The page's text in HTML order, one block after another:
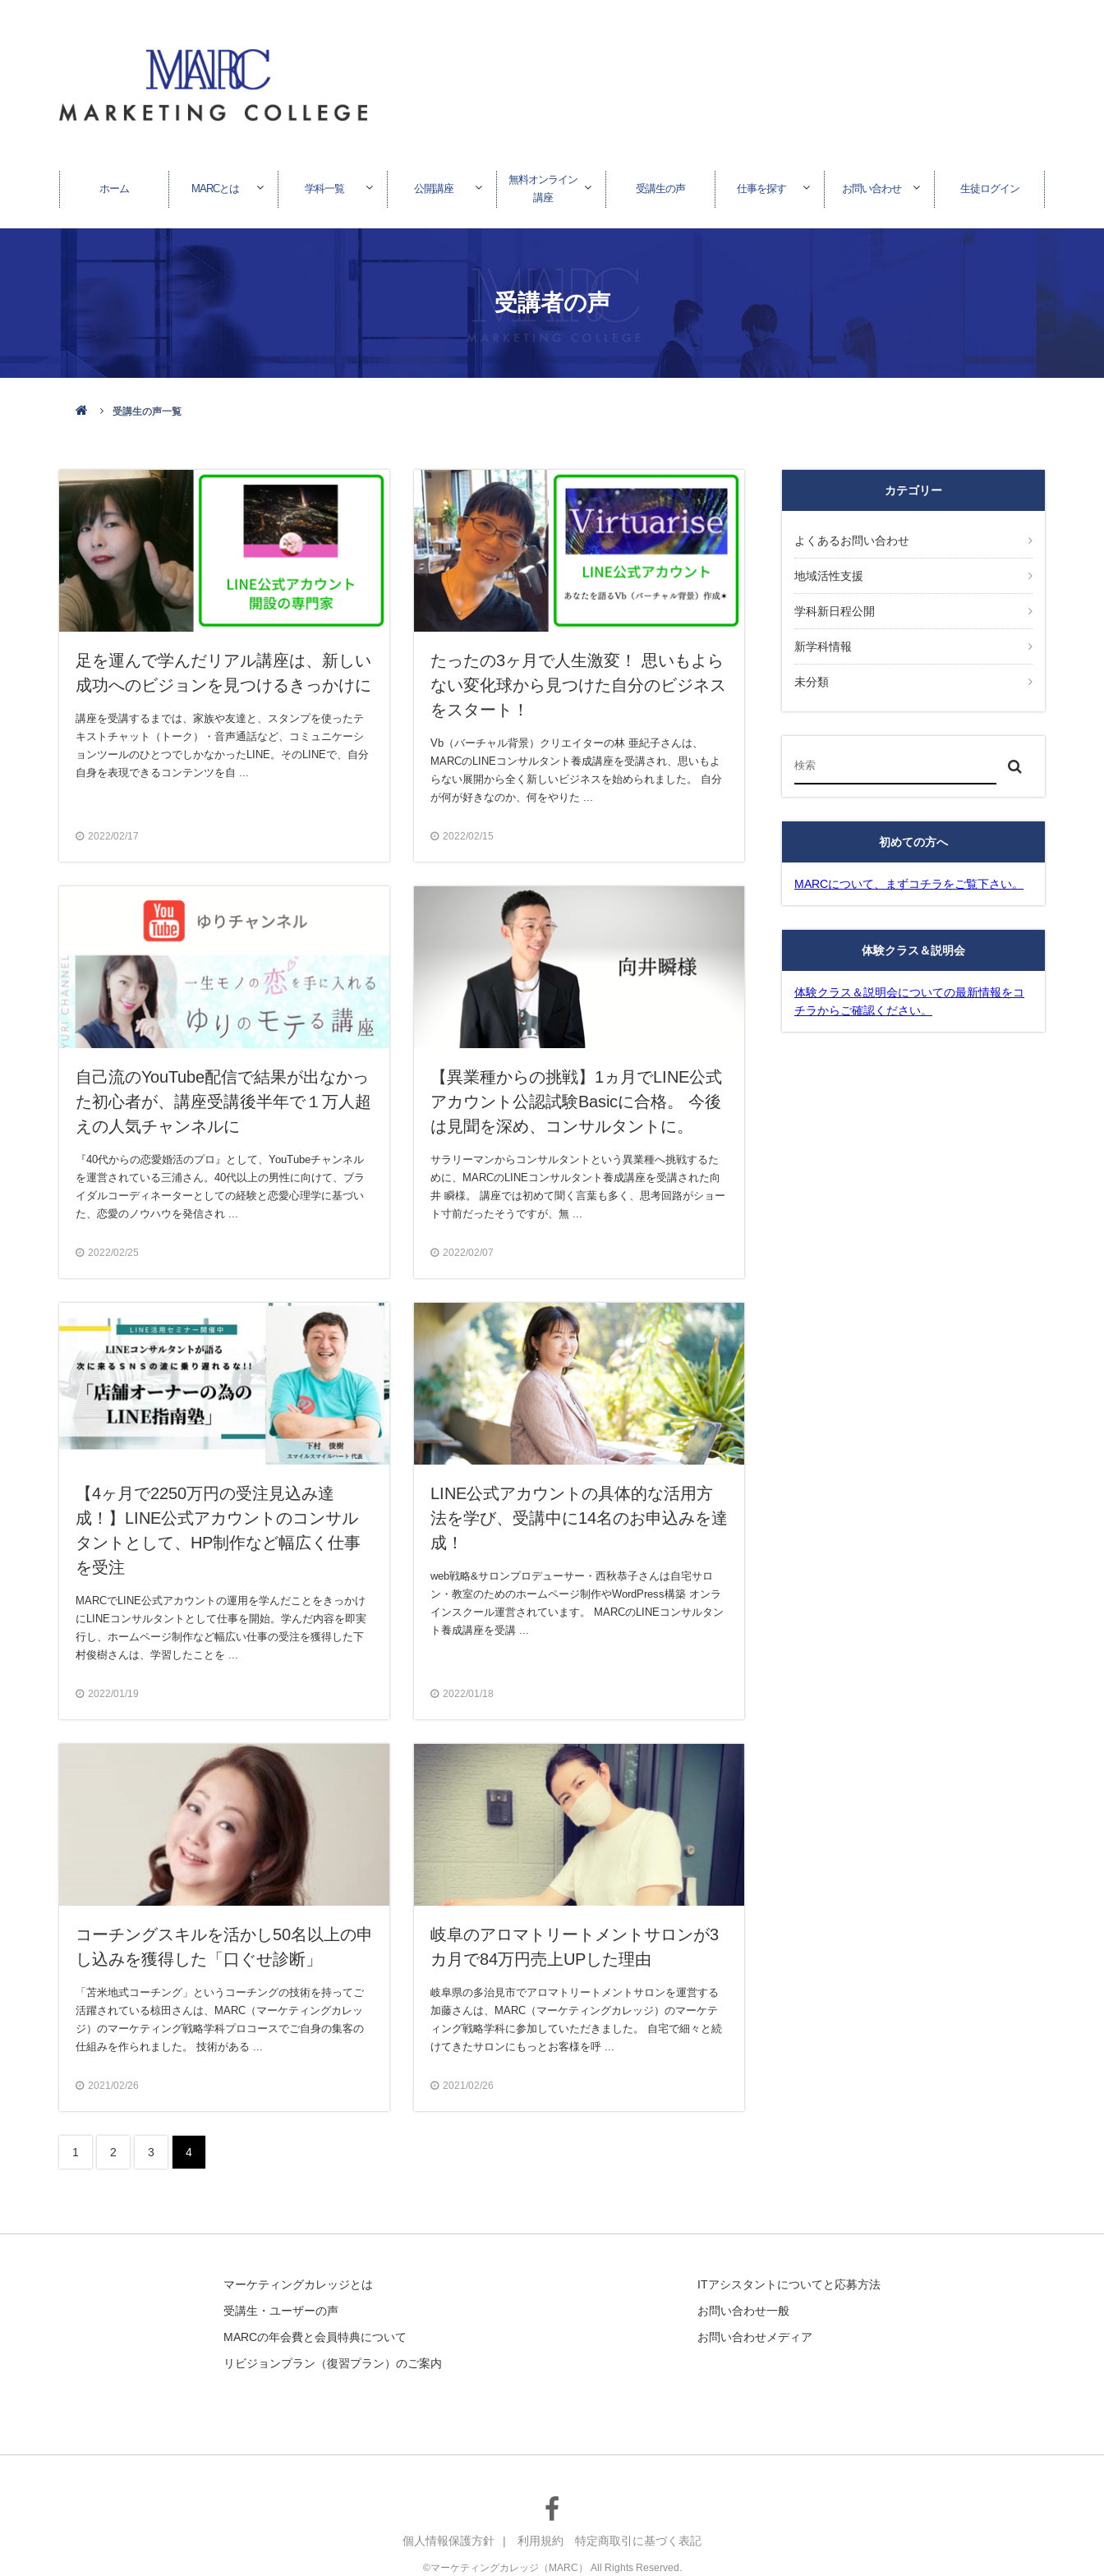
ホーム MARCとは 学科一覧 公開講座
無料オンライン
講座
受講生の声 仕事を探す お問い合わせ 生徒ログイン
受講者の声
受講生の声一覧
足を運んで学んだリアル講座は、新しい
成功へのビジョンを見つけるきっかけに
講座を受講するまでは、家族や友達と、スタンプを使ったテ
キストチャット（トーク）・音声通話など、コミュニケーシ
ョンツールのひとつでしかなかったLINE。そのLINEで、自分
自身を表現できるコンテンツを自 ...
2022/02/17
たったの3ヶ月で人生激変！ 思いもよら
ない変化球から見つけた自分のビジネス
をスタート！
Vb（バーチャル背景）クリエイターの林 亜紀子さんは、
MARCのLINEコンサルタント養成講座を受講され、思いもよ
らない展開から全く新しいビジネスを始められました。 自分
が何が好きなのか、何をやりた ...
2022/02/15
自己流のYouTube配信で結果が出なかっ
た初心者が、講座受講後半年で１万人超
えの人気チャンネルに
『40代からの恋愛婚活のプロ』として、YouTubeチャンネル
を運営されている三浦さん。40代以上の男性に向けて、ブラ
イダルコーディネーターとしての経験と恋愛心理学に基づい
た、恋愛のノウハウを発信され ...
2022/02/25
【異業種からの挑戦】1ヵ月でLINE公式
アカウント公認試験Basicに合格。 今後
は見聞を深め、コンサルタントに。
サラリーマンからコンサルタントという異業種へ挑戦するた
めに、MARCのLINEコンサルタント養成講座を受講された向
井 瞬様。 講座では初めて聞く言葉も多く、思考回路がショー
ト寸前だったそうですが、無 ...
2022/02/07
【4ヶ月で2250万円の受注見込み達
成！】LINE公式アカウントのコンサル
タントとして、HP制作など幅広く仕事
を受注
MARCでLINE公式アカウントの運用を学んだことをきっかけ
にLINEコンサルタントとして仕事を開始。学んだ内容を即実
行し、ホームページ制作など幅広い仕事の受注を獲得した下
村俊樹さんは、学習したことを ...
2022/01/19
LINE公式アカウントの具体的な活用方
法を学び、受講中に14名のお申込みを達
成！
web戦略&サロンプロデューサー・西秋恭子さんは自宅サロ
ン・教室のためのホームページ制作やWordPress構築 オンラ
インスクール運営されています。 MARCのLINEコンサルタン
ト養成講座を受講 ...
2022/01/18
コーチングスキルを活かし50名以上の申
し込みを獲得した「口ぐせ診断」
「苫米地式コーチング」というコーチングの技術を持ってご
活躍されている椋田さんは、MARC（マーケティングカレッ
ジ）のマーケティング戦略学科プロコースでご自身の集客の
仕組みを作られました。 技術がある ...
2021/02/26
岐阜のアロマトリートメントサロンが3
カ月で84万円売上UPした理由
岐阜県の多治見市でアロマトリートメントサロンを運営する
加藤さんは、MARC（マーケティングカレッジ）のマーケテ
ィング戦略学科に参加していただきました。 自宅で細々と続
けてきたサロンにもっとお客様を呼 ...
2021/02/26
1 2 3 4
カテゴリー
よくあるお問い合わせ
地域活性支援
学科新日程公開
新学科情報
未分類
初めての方へ
MARCについて、まずコチラをご覧下さい。
体験クラス＆説明会
体験クラス＆説明会についての最新情報をコ
チラからご確認ください。
マーケティングカレッジとは
受講生・ユーザーの声
MARCの年会費と会員特典について
リビジョンプラン（復習プラン）のご案内
ITアシスタントについてと応募方法
お問い合わせ一般
お問い合わせメディア
個人情報保護方針 | 利用規約 特定商取引に基づく表記
©マーケティングカレッジ（MARC） All Rights Reserved.